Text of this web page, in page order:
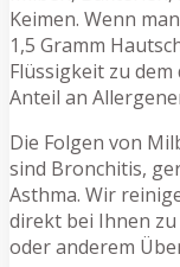
Keimen. Wenn
1,5 Gramm
Flüssigkeit zu
Anteil an
Die Folgen von
sind Bronchitis,
Asthma. Wir
direkt bei Ihnen
oder anderem